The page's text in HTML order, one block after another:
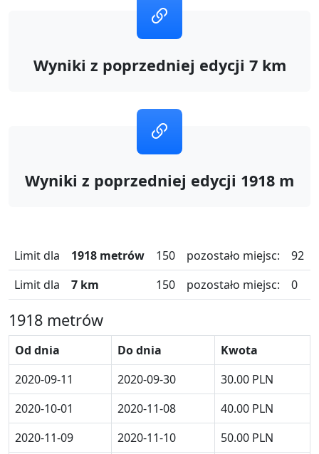
Wyniki z poprzedniej edycji 7 km
Wyniki z poprzedniej edycji 1918 m
Limit dla 1918 metrów 150 pozostało miejsc:
92
Limit dla
7 km 150 pozostało miejsc: 0
1918 metrów
Od dnia Do dnia
Kwota
2020-09-11
2020-09-30
30.00 PLN
2020-10-01
2020-11-08
40.00 PLN
2020-11-09
2020-11-10
50.00 PLN